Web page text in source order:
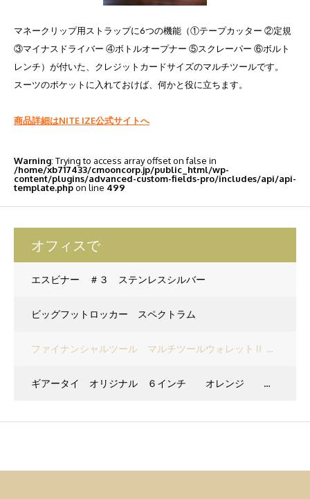
マネークリップ用ストラップに6つの機能（①テープカッター ②定規
③マイナスドライバー ④ボトルオープナー ⑤スクレーパー ⑥ボルト
レンチ）が付いた、クレジットカードサイズのマルチツールです。
スーツのポケットに入れておけば、何かと役に立ちます。
商品詳細はNITE IZE公式サイトへ
Warning: Trying to access array offset on false in
/home/xb717433/cmooncorp.jp/public_html/wp-
content/plugins/advanced-custom-fields-pro/includes/api/api-
template.phpon line 499
オフィスで
エスビナー ＃３ ステンレスシルバー
ビッグフットロッカー スペクトラム
ファイナンシャルツール マルチツールウォレットⅡ ブラック
ギアータイ オリジナル ６インチ オレンジ ２Ｐ